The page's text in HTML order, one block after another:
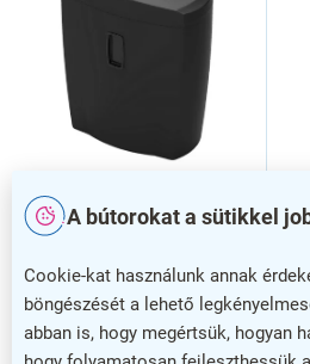
A bútorokat a sütikkel
Cookie-kat használunk annak
böngészését a lehető
abban is, hogy megértsük, hogyan
Aprítógép AT-10C, fekete